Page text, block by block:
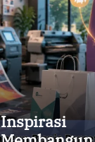
Inspirasi